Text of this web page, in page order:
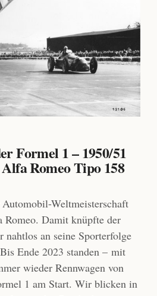
Formel 1 – 1950/51
Romeo Tipo 158
Automobil-Weltmeisterschaft
Romeo. Damit knüpfte der
nahtlos an seine Sporterfolge
Ende 2023 standen – mit
wieder Rennwagen von
1 am Start. Wir blicken in